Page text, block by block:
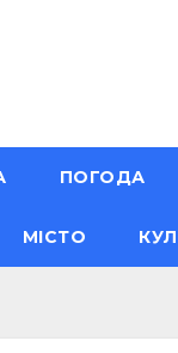
ПОГОДА
МІСТО